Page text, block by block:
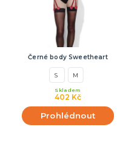
Černé body Sweetheart
S M
402 Kč
Skladem
Prohlédnout